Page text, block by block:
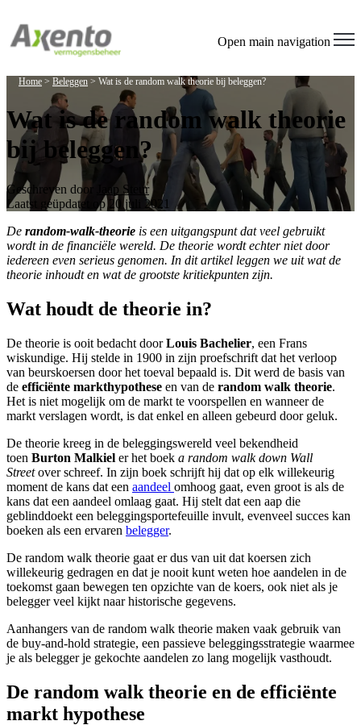
All
Accessibility
reader.
To
start
the
All
in
One
Accessibility
screen
reader,
press
"Ctrl
/".
This
activates
the
screen
reader
to
help
navigate
and
interact
with
the
content.
Open main navigation
Home > Beleggen > Wat is de random walk theorie bij beleggen?
Wat is de random walk theorie
bij beleggen?
Geschreven door
Jaap Steur
Laatst geüpdatet op 20 juli 2021
De random-walk-theorie is een uitgangspunt dat veel gebruikt
wordt in de financiële wereld. De theorie wordt echter niet door
iedereen even serieus genomen. In dit artikel leggen we uit wat de
theorie inhoudt en wat de grootste kritiekpunten zijn.
Wat houdt de theorie in?
De theorie is ooit bedacht doorLouis Bachelier, een Frans
wiskundige. Hij stelde in 1900 in zijn proefschrift dat het verloop
van beurskoersen door het toeval bepaald is. Dit werd de basis van
de efficiënte markthypothese en van de random walk theorie.
Het is niet mogelijk om de markt te voorspellen en wanneer de
markt verslagen wordt, is dat enkel en alleen gebeurd door geluk.
De theorie kreeg in de beleggingswereld veel bekendheid
toen Burton Malkiel er het boek a random walk down Wall
Streetover schreef. In zijn boek schrijft hij dat op elk willekeurig
moment de kans dat een aandeel omhoog gaat, even groot is als de
kans dat een aandeel omlaag gaat. Hij stelt dat een aap die
geblinddoekt een beleggingsportefeuille invult, evenveel succes kan
boeken als een ervaren belegger.
De random walk theorie gaat er dus van uit dat koersen zich
willekeurig gedragen en dat je nooit kunt weten hoe aandelen in de
toekomst gaan bewegen ten opzichte van de koers, ook niet als je
belegger veel kijkt naar historische gegevens.
Aanhangers van de random walk theorie maken vaak gebruik van
de buy-and-hold strategie, een passieve beleggingsstrategie waarmee
je als belegger je gekochte aandelen zo lang mogelijk vasthoudt.
De random walk theorie en de efficiënte
markt hypothese